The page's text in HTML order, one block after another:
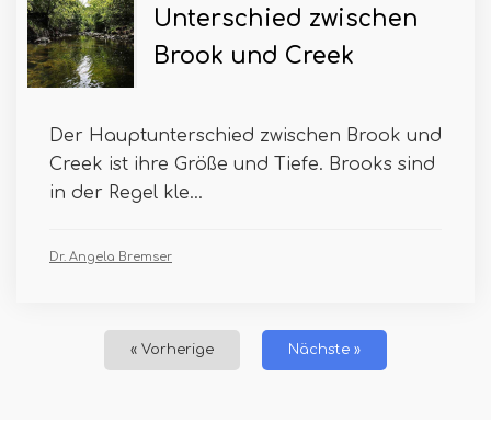
Unterschied zwischen
Brook und Creek
Der Hauptunterschied zwischen Brook und
Creek ist ihre Größe und Tiefe. Brooks sind
in der Regel kle...
Dr. Angela Bremser
« Vorherige Nächste »